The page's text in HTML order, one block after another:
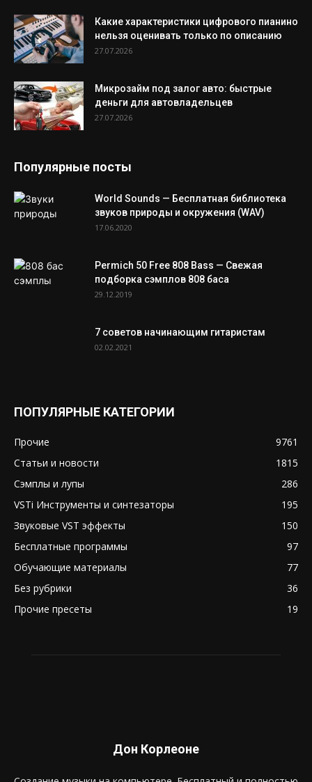
Какие характеристики цифрового пианино
нельзя оценивать только по описанию
27.07.2026
Микрозайм под залог авто: быстрые
деньги для автовладельцев
27.07.2026
Популярные посты
World Sounds — Бесплатная библиотека
звуков природы и окружения (WAV)
17.06.2020
Permich 50 Free 808 Bass — Свежая
подборка сэмплов 808 баса
29.12.2019
7 советов начинающим гитаристам
02.02.2021
ПОПУЛЯРНЫЕ КАТЕГОРИИ
Прочие
9761
Статьи и новости
1815
Сэмплы и лупы
286
VSTi Инструменты и синтезаторы
195
Звуковые VST эффекты
150
Бесплатные программы
97
Обучающие материалы
77
Без рубрики
36
Прочие пресеты
19
Дон Корлеоне